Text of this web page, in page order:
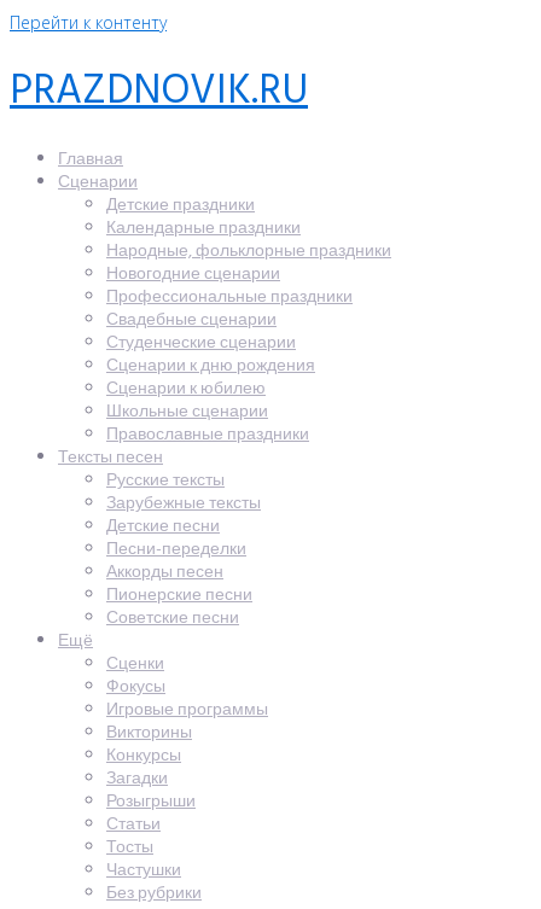
Перейти к контенту
PRAZDNOVIK.RU
Главная
Сценарии
Детские праздники
Календарные праздники
Народные, фольклорные праздники
Новогодние сценарии
Профессиональные праздники
Свадебные сценарии
Студенческие сценарии
Сценарии к дню рождения
Сценарии к юбилею
Школьные сценарии
Православные праздники
Тексты песен
Русские тексты
Зарубежные тексты
Детские песни
Песни-переделки
Аккорды песен
Пионерские песни
Советские песни
Ещё
Сценки
Фокусы
Игровые программы
Викторины
Конкурсы
Загадки
Розыгрыши
Статьи
Тосты
Частушки
Без рубрики